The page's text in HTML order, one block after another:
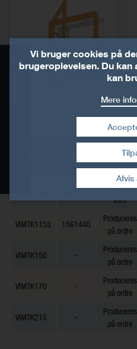
Standard
vare
VIMTK1153 1561440
Produceres
på ordre
VIMTK150 -
Produceres
på ordre
VIMTK170 -
Produceres
på ordre
VIMTK215 -
Produceres
på ordre
Vi bruger cookies på
brugeroplevelsen. Du
kan
Mere
Afvis
Træk